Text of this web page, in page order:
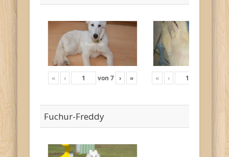
« ‹ von7 › » « ‹
Fuchur-Freddy